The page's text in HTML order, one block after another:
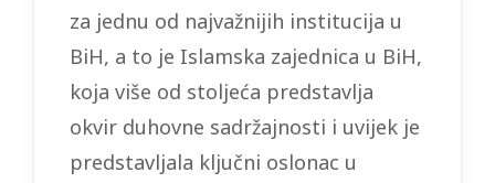
za jednu od najvažnijih institucija u
BiH, a to je Islamska zajednica u BiH,
koja više od stoljeća predstavlja
okvir duhovne sadržajnosti i uvijek je
predstavljala ključni oslonac u